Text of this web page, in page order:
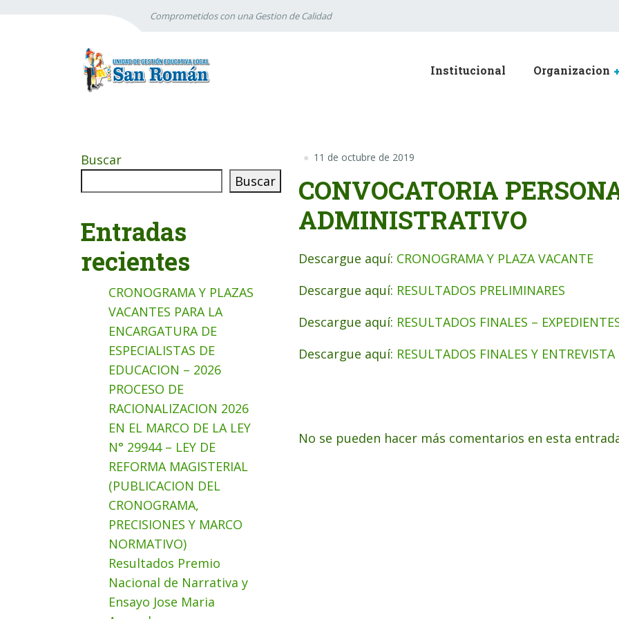
Comprometidos con una Gestion de Calidad
Institucional Organizacion
11 de octubre de 2019
CONVOCATORIA
ADMINISTRATIVO
Descargue aquí: CRONOGRAMA Y PLAZA VACANTE
Descargue aquí: RESULTADOS PRELIMINARES
Descargue aquí: RESULTADOS FINALES –
Descargue aquí: RESULTADOS FINALES Y ENTREVISTA
No se pueden hacer más comentarios en esta
Buscar
Buscar
Entradas
recientes
CRONOGRAMA Y PLAZAS
VACANTES PARA LA
ENCARGATURA DE
ESPECIALISTAS DE
EDUCACION – 2026
PROCESO DE
RACIONALIZACION 2026
EN EL MARCO DE LA LEY
N° 29944 – LEY DE
REFORMA MAGISTERIAL
(PUBLICACION DEL
CRONOGRAMA,
PRECISIONES Y MARCO
NORMATIVO)
Resultados Premio
Nacional de Narrativa y
Ensayo Jose Maria